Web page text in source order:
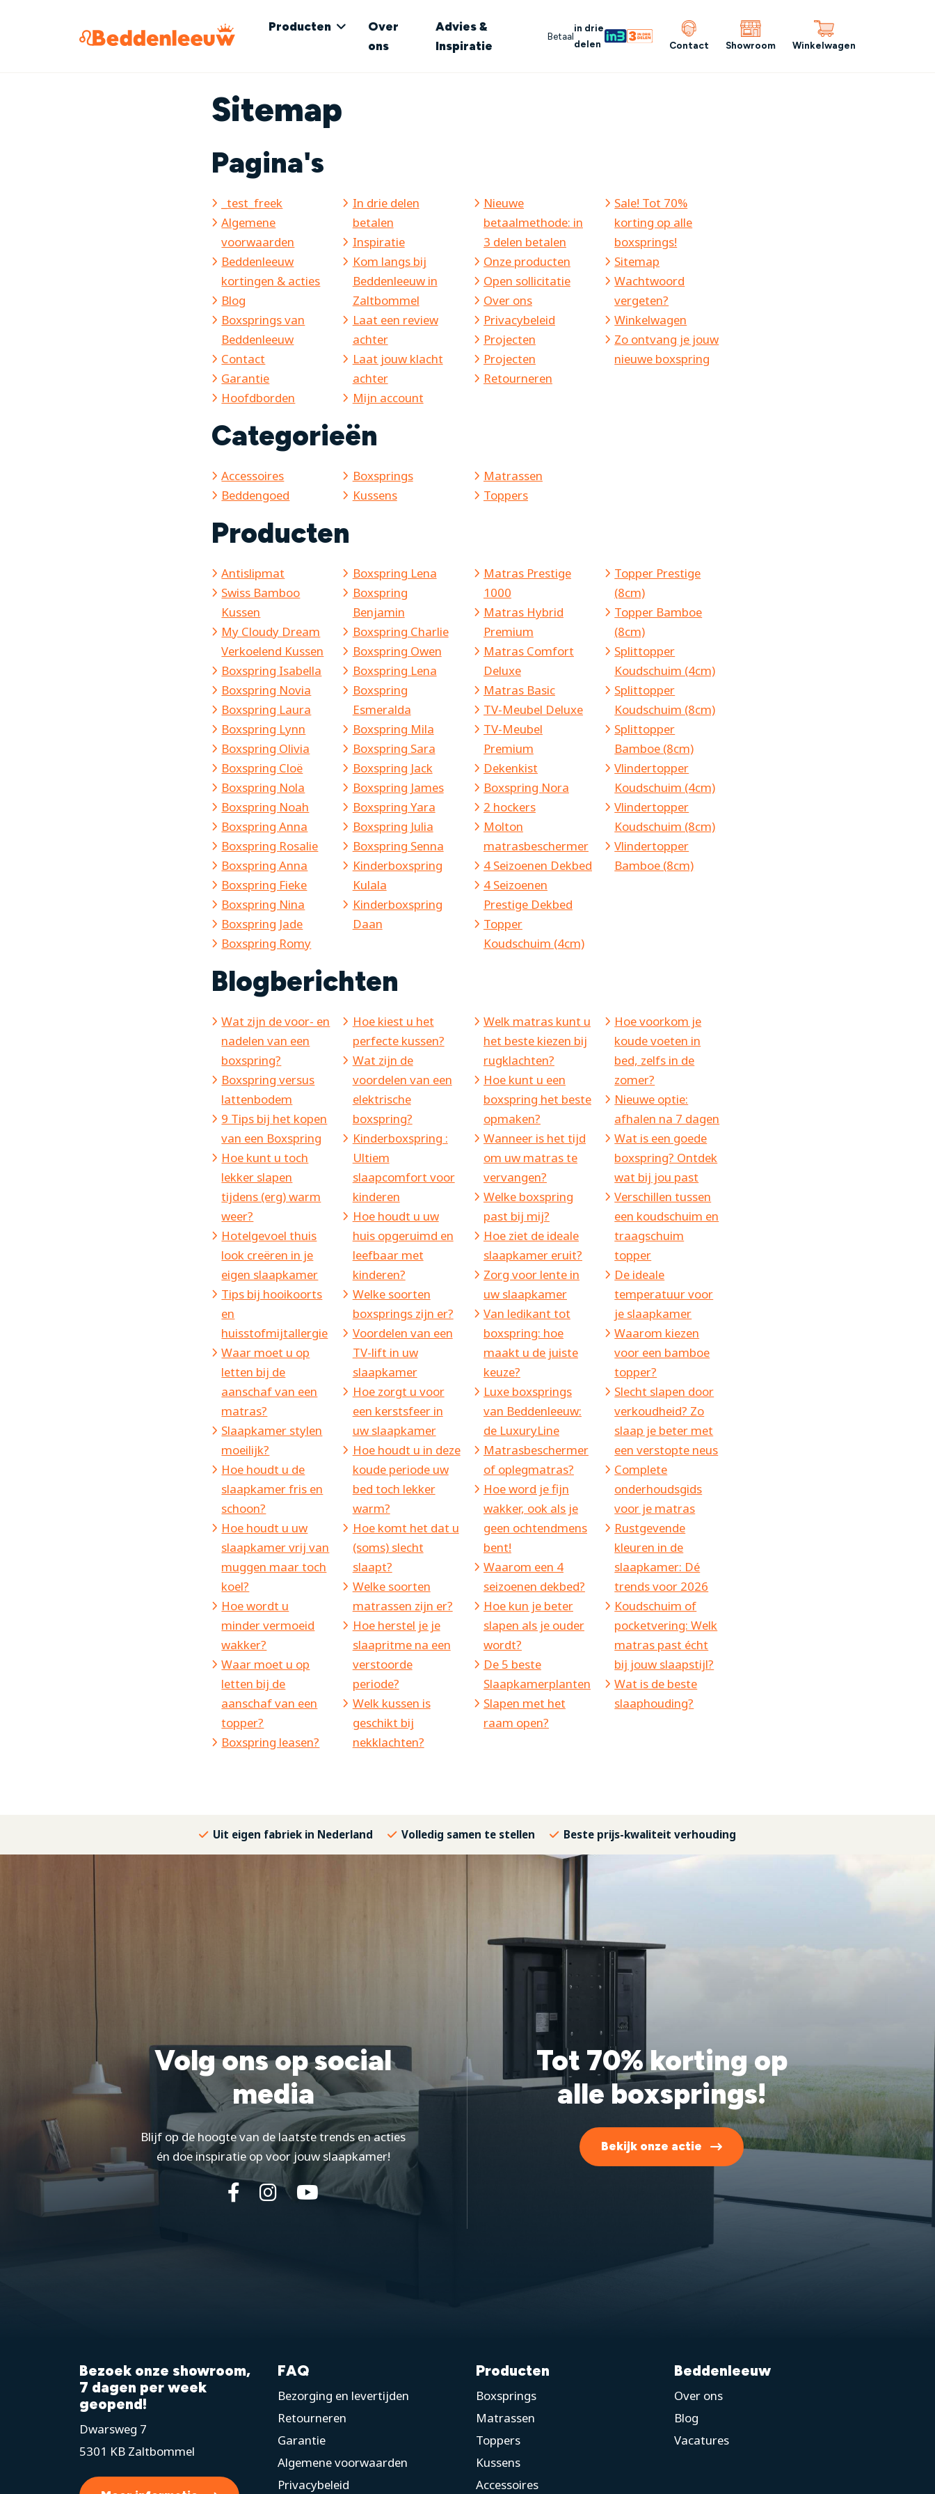
Betaal
in drie
delen
Contact Showroom Winkelwagen
Producten
Over
ons
Advies &
Inspiratie
Sitemap
Pagina's
_test_freek
Algemene
voorwaarden
Beddenleeuw
kortingen & acties
Blog
Boxsprings van
Beddenleeuw
Contact
Garantie
Hoofdborden
In drie delen
betalen
Inspiratie
Kom langs bij
Beddenleeuw in
Zaltbommel
Laat een review
achter
Laat jouw klacht
achter
Mijn account
Nieuwe
betaalmethode: in
3 delen betalen
Onze producten
Open sollicitatie
Over ons
Privacybeleid
Projecten
Projecten
Retourneren
Sale! Tot 70%
korting op alle
boxsprings!
Sitemap
Wachtwoord
vergeten?
Winkelwagen
Zo ontvang je jouw
nieuwe boxspring
Categorieën
Accessoires
Beddengoed
Boxsprings
Kussens
Matrassen
Toppers
Producten
Antislipmat
Swiss Bamboo
Kussen
My Cloudy Dream
Verkoelend Kussen
Boxspring Isabella
Boxspring Novia
Boxspring Laura
Boxspring Lynn
Boxspring Olivia
Boxspring Cloë
Boxspring Nola
Boxspring Noah
Boxspring Anna
Boxspring Rosalie
Boxspring Anna
Boxspring Fieke
Boxspring Nina
Boxspring Jade
Boxspring Romy
Boxspring Lena
Boxspring
Benjamin
Boxspring Charlie
Boxspring Owen
Boxspring Lena
Boxspring
Esmeralda
Boxspring Mila
Boxspring Sara
Boxspring Jack
Boxspring James
Boxspring Yara
Boxspring Julia
Boxspring Senna
Kinderboxspring
Kulala
Kinderboxspring
Daan
Matras Prestige
1000
Matras Hybrid
Premium
Matras Comfort
Deluxe
Matras Basic
TV-Meubel Deluxe
TV-Meubel
Premium
Dekenkist
Boxspring Nora
2 hockers
Molton
matrasbeschermer
4 Seizoenen Dekbed
4 Seizoenen
Prestige Dekbed
Topper
Koudschuim (4cm)
Topper Prestige
(8cm)
Topper Bamboe
(8cm)
Splittopper
Koudschuim (4cm)
Splittopper
Koudschuim (8cm)
Splittopper
Bamboe (8cm)
Vlindertopper
Koudschuim (4cm)
Vlindertopper
Koudschuim (8cm)
Vlindertopper
Bamboe (8cm)
Blogberichten
Wat zijn de voor- en
nadelen van een
boxspring?
Boxspring versus
lattenbodem
9 Tips bij het kopen
van een Boxspring
Hoe kunt u toch
lekker slapen
tijdens (erg) warm
weer?
Hotelgevoel thuis
look creëren in je
eigen slaapkamer
Tips bij hooikoorts
en
huisstofmijtallergie
Waar moet u op
letten bij de
aanschaf van een
matras?
Slaapkamer stylen
moeilijk?
Hoe houdt u de
slaapkamer fris en
schoon?
Hoe houdt u uw
slaapkamer vrij van
muggen maar toch
koel?
Hoe wordt u
minder vermoeid
wakker?
Waar moet u op
letten bij de
aanschaf van een
topper?
Boxspring leasen?
Hoe kiest u het
perfecte kussen?
Wat zijn de
voordelen van een
elektrische
boxspring?
Kinderboxspring :
Ultiem
slaapcomfort voor
kinderen
Hoe houdt u uw
huis opgeruimd en
leefbaar met
kinderen?
Welke soorten
boxsprings zijn er?
Voordelen van een
TV-lift in uw
slaapkamer
Hoe zorgt u voor
een kerstsfeer in
uw slaapkamer
Hoe houdt u in deze
koude periode uw
bed toch lekker
warm?
Hoe komt het dat u
(soms) slecht
slaapt?
Welke soorten
matrassen zijn er?
Hoe herstel je je
slaapritme na een
verstoorde
periode?
Welk kussen is
geschikt bij
nekklachten?
Welk matras kunt u
het beste kiezen bij
rugklachten?
Hoe kunt u een
boxspring het beste
opmaken?
Wanneer is het tijd
om uw matras te
vervangen?
Welke boxspring
past bij mij?
Hoe ziet de ideale
slaapkamer eruit?
Zorg voor lente in
uw slaapkamer
Van ledikant tot
boxspring: hoe
maakt u de juiste
keuze?
Luxe boxsprings
van Beddenleeuw:
de LuxuryLine
Matrasbeschermer
of oplegmatras?
Hoe word je fijn
wakker, ook als je
geen ochtendmens
bent!
Waarom een 4
seizoenen dekbed?
Hoe kun je beter
slapen als je ouder
wordt?
De 5 beste
Slaapkamerplanten
Slapen met het
raam open?
Hoe voorkom je
koude voeten in
bed, zelfs in de
zomer?
Nieuwe optie:
afhalen na 7 dagen
Wat is een goede
boxspring? Ontdek
wat bij jou past
Verschillen tussen
een koudschuim en
traagschuim
topper
De ideale
temperatuur voor
je slaapkamer
Waarom kiezen
voor een bamboe
topper?
Slecht slapen door
verkoudheid? Zo
slaap je beter met
een verstopte neus
Complete
onderhoudsgids
voor je matras
Rustgevende
kleuren in de
slaapkamer: Dé
trends voor 2026
Koudschuim of
pocketvering: Welk
matras past écht
bij jouw slaapstijl?
Wat is de beste
slaaphouding?
Uit eigen fabriek in Nederland Volledig samen te stellen Beste prijs-kwaliteit verhouding
Volg ons op social
media
Blijf op de hoogte van de laatste trends en acties
én doe inspiratie op voor jouw slaapkamer!
Tot 70% korting op
alle boxsprings!
Bekijk onze actie
Bezoek onze showroom,
7 dagen per week
geopend!
Dwarsweg 7
5301 KB Zaltbommel
FAQ
Bezorging en levertijden
Retourneren
Garantie
Algemene voorwaarden
Privacybeleid
Producten
Boxsprings
Matrassen
Toppers
Kussens
Accessoires
Beddenleeuw
Over ons
Blog
Vacatures